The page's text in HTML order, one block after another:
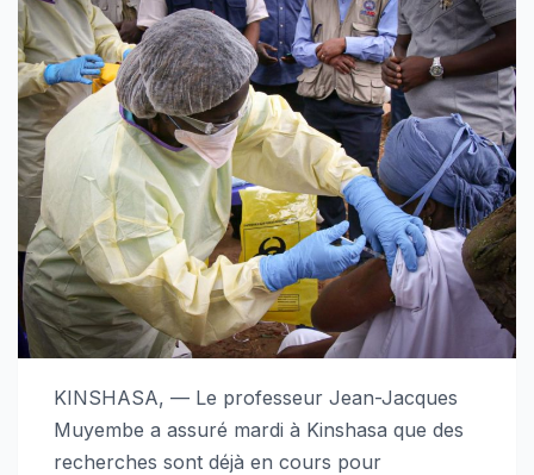
KINSHASA, — Le professeur Jean-Jacques
Muyembe a assuré mardi à Kinshasa que des
recherches sont déjà en cours pour